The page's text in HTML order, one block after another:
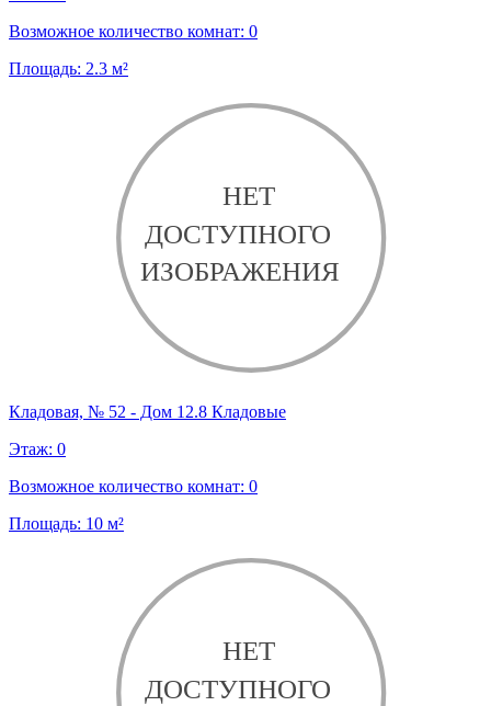
Возможное количество комнат: 0
Площадь: 2.3 м²
Кладовая, № 52 - Дом 12.8 Кладовые
Этаж: 0
Возможное количество комнат: 0
Площадь: 10 м²